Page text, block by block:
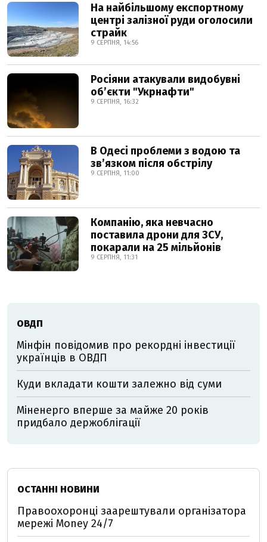
На найбільшому експортному
центрі залізної руди оголосили
страйк
9 СЕРПНЯ, 14:56
Росіяни атакували видобувні
обʼєкти "Укрнафти"
9 СЕРПНЯ, 16:32
В Одесі проблеми з водою та
звʼязком після обстрілу
9 СЕРПНЯ, 11:00
Компанію, яка невчасно
поставила дрони для ЗСУ,
покарали на 25 мільйонів
9 СЕРПНЯ, 11:31
ОВДП
Мінфін повідомив про рекордні інвестиції
українців в ОВДП
Куди вкладати кошти залежно від суми
Міненерго вперше за майже 20 років
придбало держоблігації
ОСТАННІ НОВИНИ
Правоохоронці заарештували організатора
мережі Money 24/7